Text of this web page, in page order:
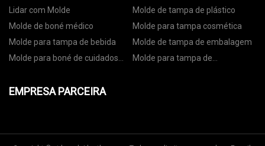
Lidar com Molde
Molde de tampa de plástico
Molde de boné médico
Molde para tampa cosmética
Molde para tampa de bebida
Molde de tampa de embalagem
Molde para boné de cuidados
Molde para tampa de
EMPRESA PARCEIRA